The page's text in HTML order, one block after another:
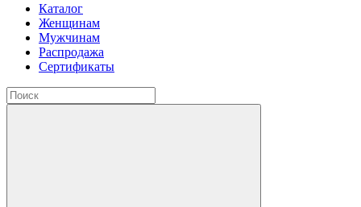
Каталог
Женщинам
Мужчинам
Распродажа
Сертификаты